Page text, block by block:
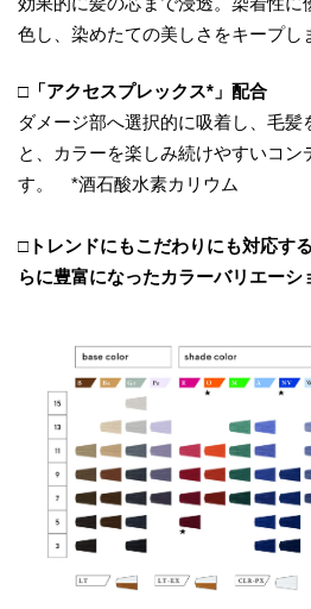
色し、染めたての美しさをキープし
□「アクセスプレックス*」配合
ダメージ部へ選択的に吸着し、毛髪
と、カラーを楽しみ続けやすいコン
す。 *酒石酸水素カリウム
□トレンドにもこだわりにも対応す
らに豊富になったカラーバリエーシ